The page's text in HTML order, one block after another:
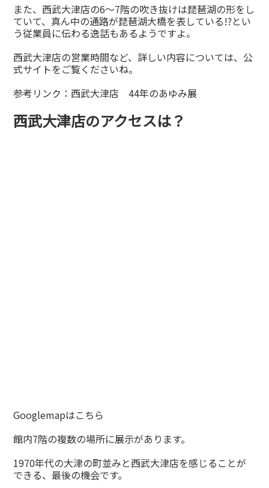
また、西武大津店の6～7階の吹き抜けは琵琶湖の形をし
ていて、真ん中の通路が琵琶湖大橋を表している!?とい
う従業員に伝わる逸話もあるようですよ。
西武大津店の営業時間など、詳しい内容については、公
式サイトをご覧くださいね。
参考リンク： 西武大津店 44年のあゆみ展
西武大津店のアクセスは？
Googlemapはこちら
館内7階の複数の場所に展示があります。
1970年代の大津の町並みと西武大津店を感じることが
できる、最後の機会です。